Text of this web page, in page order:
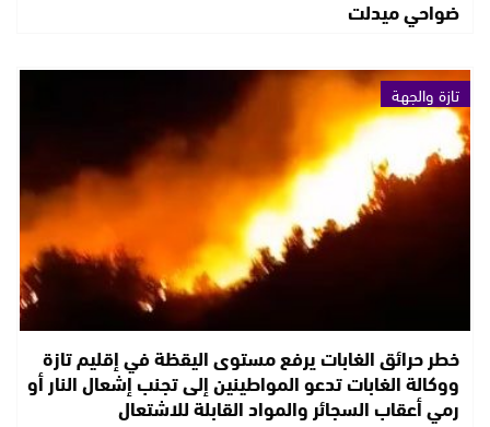
ضواحي ميدلت
تازة والجهة
خطر حرائق الغابات يرفع مستوى اليقظة في إقليم تازة
ووكالة الغابات تدعو المواطينين إلى تجنب إشعال النار أو
رمي أعقاب السجائر والمواد القابلة للاشتعال